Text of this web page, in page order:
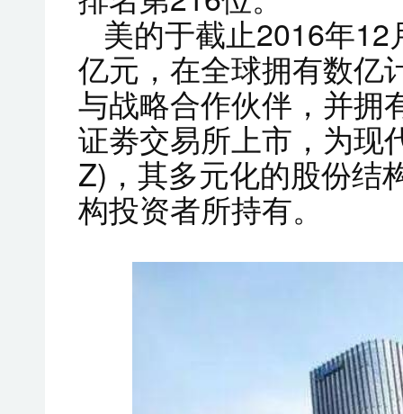
美的于截止2016年
亿元，在全球拥有数亿
与战略合作伙伴，并拥
证劵交易所上市，为现
Z)，其多元化的股份结
构投资者所持有。